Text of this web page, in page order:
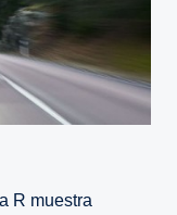
R muestra